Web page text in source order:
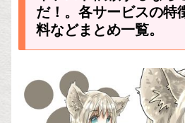
だ！。各サービスの特
料などまとめ一覧。